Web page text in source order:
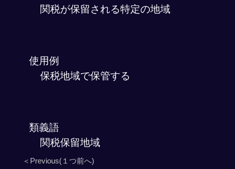
関税が保留される特定の地域
使用例
保税地域で保管する
類義語
関税保留地域
＜Previous(１つ前へ)